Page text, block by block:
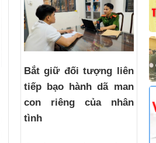
Bắt giữ đối tượng liên
tiếp bạo hành dã man
con riêng của nhân
tình